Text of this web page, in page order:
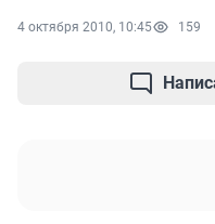
4 октября 2010, 10:45 159